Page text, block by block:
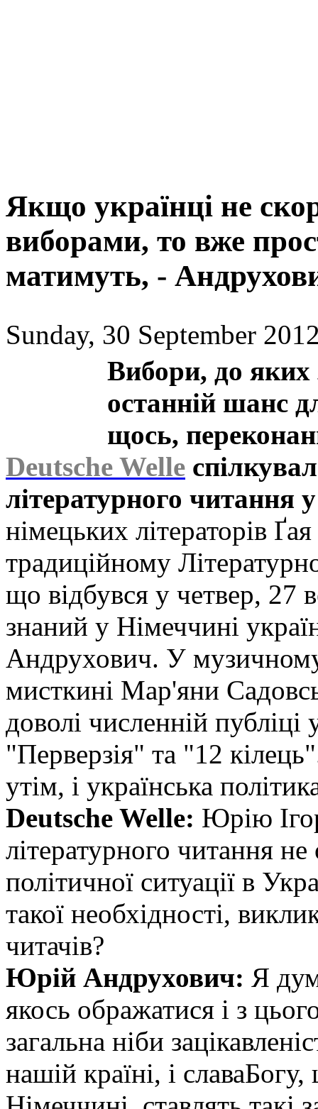
Якщо українці не
виборами, то вже
матимуть, -
Sunday, 30 September
Вибори, до яких
останній шанс
щось,
Deutsche Welle
літературного читання
німецьких літераторів
традиційному
що відбувся у четвер, 27
знаний у Німеччині
Андрухович. У музичному
мисткині Мар'яни
доволі численній публіці
"Перверзія" та "12
утім, і українська
Deutsche Welle: Юрію
літературного читання
політичної ситуації в
такої необхідності,
читачів?
Юрій Андрухович: Я
якось ображатися і з
загальна ніби
нашій країні, і